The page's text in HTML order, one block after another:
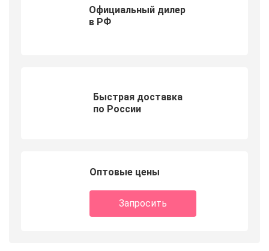
Официальный дилер
в РФ
Быстрая доставка
по России
Оптовые цены
Запросить